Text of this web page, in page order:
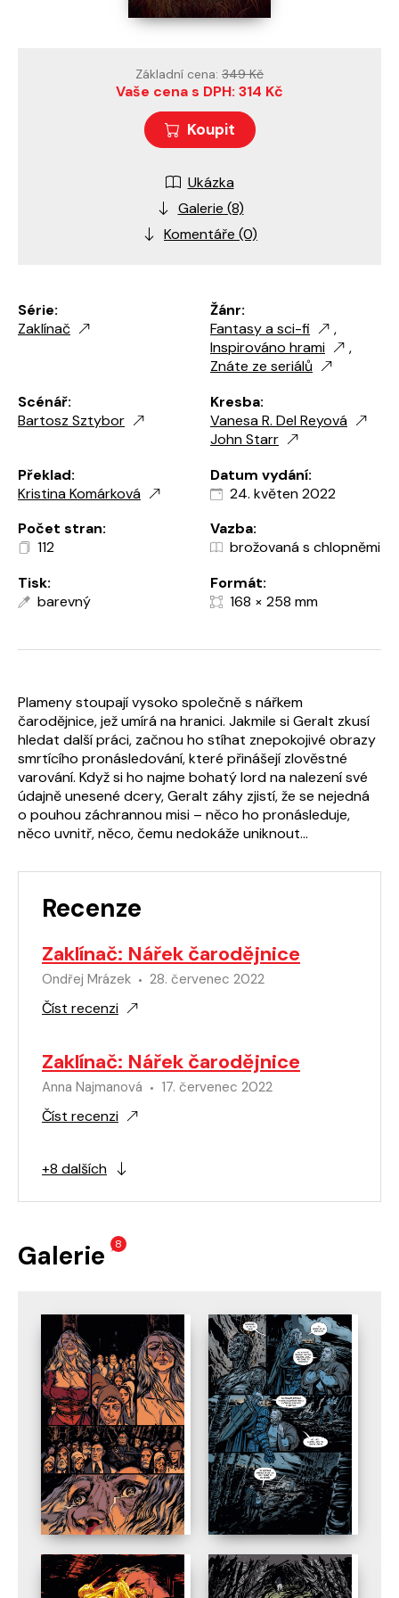
Série:
Zaklínač
Žánr:
Fantasy a sci-fi
,
Inspirováno hrami
,
Znáte ze seriálů
Scénář:
Bartosz Sztybor
Kresba:
Vanesa R. Del Reyová
John Starr
Překlad:
Kristina Komárková
Datum vydání:
24. květen 2022
Počet stran:
112
Vazba:
brožovaná s chlopněmi
Tisk:
barevný
Formát:
168 × 258 mm
Základní cena: 349 Kč
Vaše cena s DPH: 314 Kč
Koupit
Ukázka
Galerie (8)
Komentáře (0)
Plameny stoupají vysoko společně s nářkem
čarodějnice, jež umírá na hranici. Jakmile si Geralt zkusí
hledat další práci, začnou ho stíhat znepokojivé obrazy
smrtícího pronásledování, které přinášejí zlověstné
varování. Když si ho najme bohatý lord na nalezení své
údajně unesené dcery, Geralt záhy zjistí, že se nejedná
o pouhou záchrannou misi – něco ho pronásleduje,
něco uvnitř, něco, čemu nedokáže uniknout…
Recenze
Zaklínač: Nářek čarodějnice
Ondřej Mrázek 28. červenec 2022
Číst recenzi
Zaklínač: Nářek čarodějnice
Anna Najmanová 17. červenec 2022
Číst recenzi
+8 dalších
Galerie 8